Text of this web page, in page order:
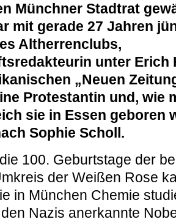
Münchner Stadtrat
mit gerade 27 Jahren
Altherrenclubs,
unter Erich
„Neuen
Protestantin und, wie
sie in Essen geboren
Sophie Scholl.
100. Geburtstage der
der Weißen Rose
in München Chemie
Nazis anerkannte